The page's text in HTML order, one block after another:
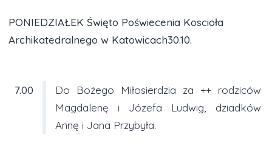
PONIEDZIAŁEK Święto Poświecenia Koscioła
Archikatedralnego w Katowicach30.10.
7.00
Do Bożego Miłosierdzia za ++ rodziców
Magdalenę i Józefa Ludwig, dziadków
Annę i Jana Przybyła.